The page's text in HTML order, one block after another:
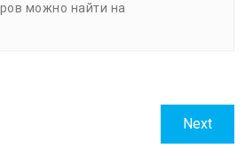
можно найти на
NextNext
post: